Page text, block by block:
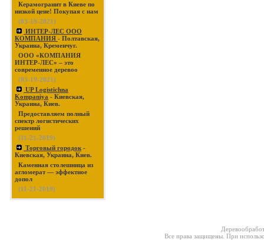
Керамогранит в Киеве по
низкой цене! Покупая с нам
(03-19-2021)
ИНТЕР-ЛЕС ООО
КОМПАНИЯ - Полтавская,
Украина, Кременчуг.
ООО «КОМПАНИЯ
ИНТЕР-ЛЕС» – это
современное деревоо
(03-19-2021)
UP Logistichna
Kompaniya - Киевская,
Украина, Киев.
Предоставляем полный
спектр логистических
решений
(11-21-2019)
Торговый городок -
Киевская, Украина, Киев.
Каменная столешница из
агломерат — эффектное
допол
(11-21-2019)
Все права защищены. При